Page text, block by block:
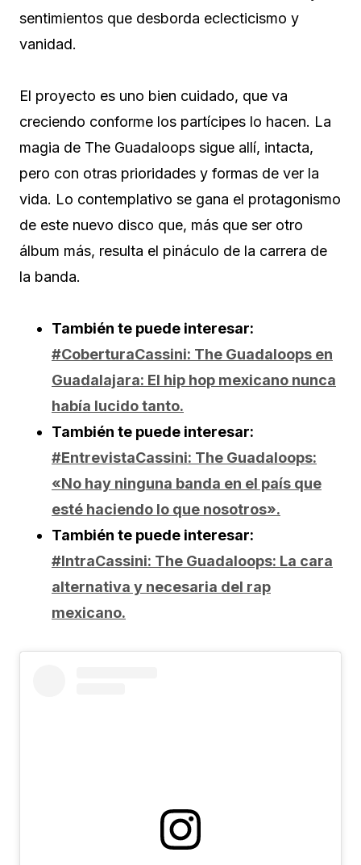
sentimientos que desborda eclecticismo y
vanidad.
El proyecto es uno bien cuidado, que va
creciendo conforme los partícipes lo hacen. La
magia de The Guadaloops sigue allí, intacta,
pero con otras prioridades y formas de ver la
vida. Lo contemplativo se gana el protagonismo
de este nuevo disco que, más que ser otro
álbum más, resulta el pináculo de la carrera de
la banda.
También te puede interesar:
#CoberturaCassini: The Guadaloops en
Guadalajara: El hip hop mexicano nunca
había lucido tanto.
También te puede interesar:
#EntrevistaCassini: The Guadaloops:
«No hay ninguna banda en el país que
esté haciendo lo que nosotros».
También te puede interesar:
#IntraCassini: The Guadaloops: La cara
alternativa y necesaria del rap
mexicano.